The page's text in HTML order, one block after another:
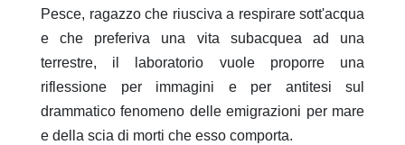
Pesce, ragazzo che riusciva a respirare sott'acqua
e che preferiva una vita subacquea ad una
terrestre, il laboratorio vuole proporre una
riflessione per immagini e per antitesi sul
drammatico fenomeno delle emigrazioni per mare
e della scia di morti che esso comporta.